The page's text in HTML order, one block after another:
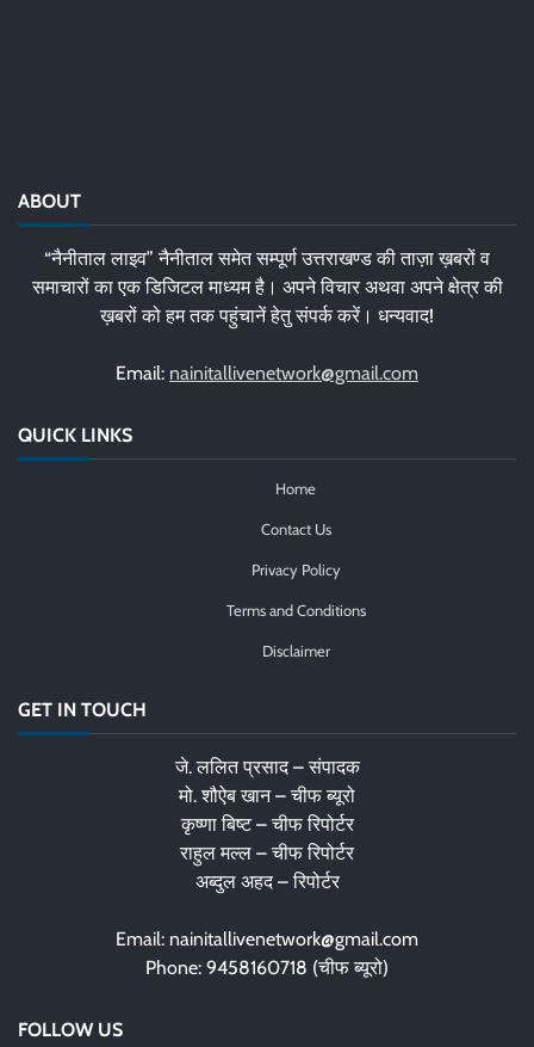
ABOUT
“नैनीताल लाइव” नैनीताल समेत सम्पूर्ण उत्तराखण्ड की ताज़ा ख़बरों व
समाचारों का एक डिजिटल माध्यम है। अपने विचार अथवा अपने क्षेत्र की
ख़बरों को हम तक पहुंचानें हेतु संपर्क करें। धन्यवाद!
Email: nainitallivenetwork@gmail.com
QUICK LINKS
Home
Contact Us
Privacy Policy
Terms and Conditions
Disclaimer
GET IN TOUCH
जे. ललित प्रसाद – संपादक
मो. शौऐब खान – चीफ ब्यूरो
कृष्णा बिष्ट – चीफ रिपोर्टर
राहुल मल्ल – चीफ रिपोर्टर
अब्दुल अहद – रिपोर्टर
Email: nainitallivenetwork@gmail.com
Phone: 9458160718 (चीफ ब्यूरो)
FOLLOW US